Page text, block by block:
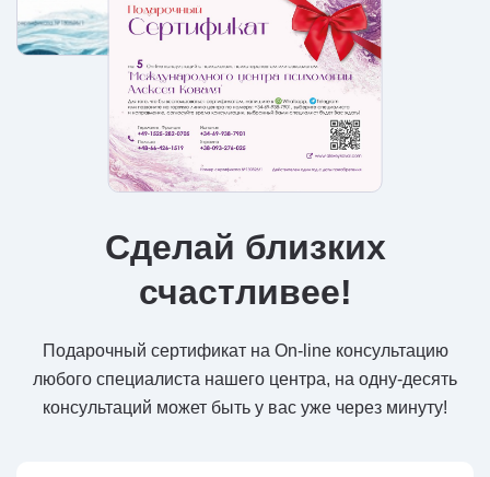
Сделай близких
счастливее!
Подарочный сертификат на On-line консультацию
любого специалиста нашего центра, на одну-десять
консультаций может быть у вас уже через минуту!